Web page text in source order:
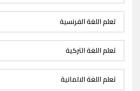
تعلم اللغة الفرنسية
تعلم اللغة التركية
تعلم اللغة الالمانية